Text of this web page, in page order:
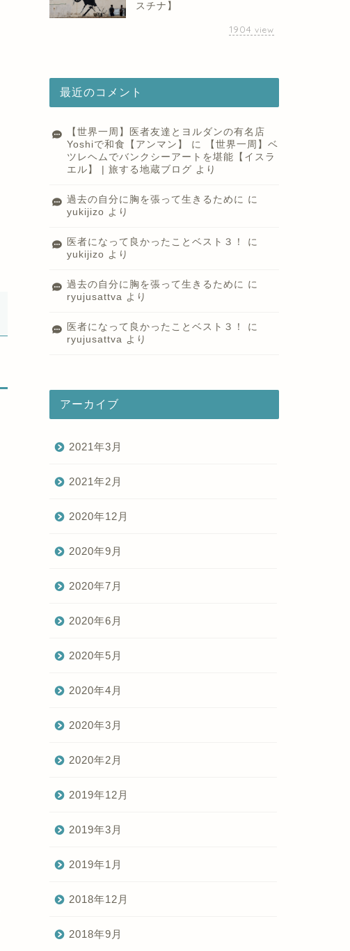
スチナ】
1904 view
最近のコメント
【世界一周】医者友達とヨルダンの有名店
Yoshiで和食【アンマン】
に
【世界一周】ベ
ツレヘムでバンクシーアートを堪能【イスラ
エル】 | 旅する地蔵ブログ より
過去の自分に胸を張って生きるために に
yukijizo より
医者になって良かったことベスト３！
に
yukijizo より
過去の自分に胸を張って生きるために に
ryujusattva より
医者になって良かったことベスト３！
に
ryujusattva より
アーカイブ
2021年3月
2021年2月
2020年12月
2020年9月
2020年7月
2020年6月
2020年5月
2020年4月
2020年3月
2020年2月
2019年12月
2019年3月
2019年1月
2018年12月
2018年9月